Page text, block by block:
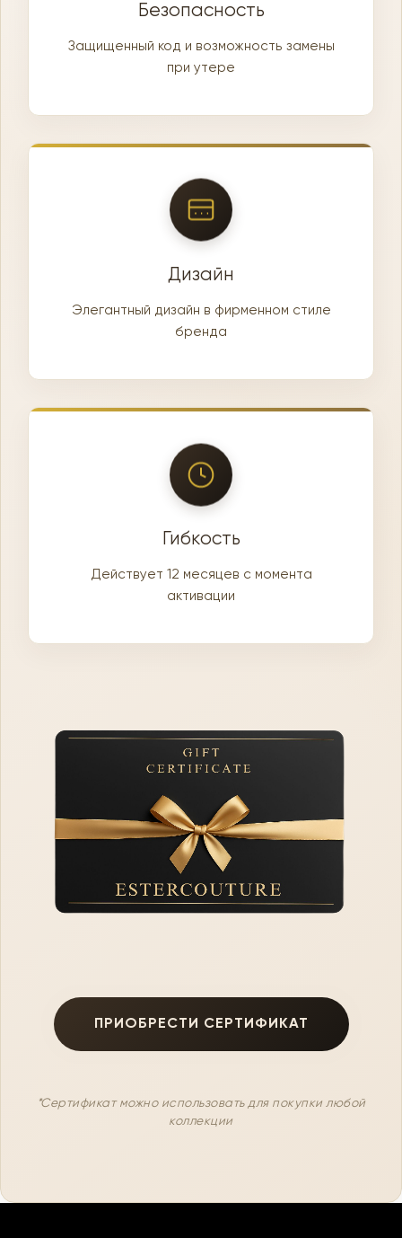
Безопасность
Защищенный код и возможность замены
при утере
Дизайн
Элегантный дизайн в фирменном стиле
бренда
Гибкость
Действует 12 месяцев с момента
активации
ПРИОБРЕСТИ СЕРТИФИКАТ
*Сертификат можно использовать для покупки любой
коллекции